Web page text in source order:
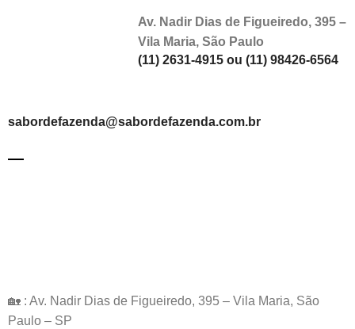
Av. Nadir Dias de Figueiredo, 395 –
Vila Maria, São Paulo
(11) 2631-4915 ou (11) 98426-6564
sabordefazenda@sabordefazenda.com.br
🏡 : Av. Nadir Dias de Figueiredo, 395 – Vila Maria, São
Paulo – SP